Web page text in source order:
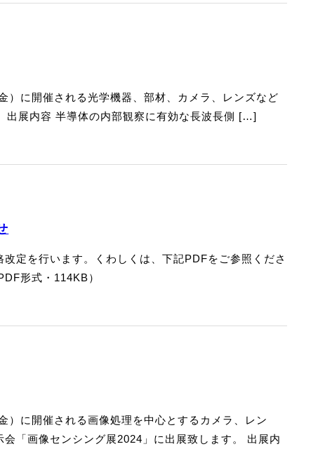
）に開催される光学機器、部材、カメラ、レンズなど
出展内容 半導体の内部観察に有効な長波長側 […]
定を行います。くわしくは、下記PDFをご参照くださ
形式・114KB）
）に開催される画像処理を中心とするカメラ、レン
「画像センシング展2024」に出展致します。 出展内